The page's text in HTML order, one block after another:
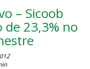
– Sicoob
23,3% no